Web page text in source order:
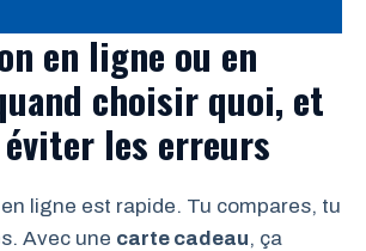
en ligne ou en
choisir quoi, et
les erreurs
en ligne est rapide. Tu compares, tu
Avec une carte cadeau, ça